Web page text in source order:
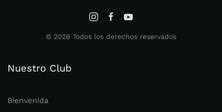
© 2026 Todos los derechos reservados
Nuestro Club
Bienvenida